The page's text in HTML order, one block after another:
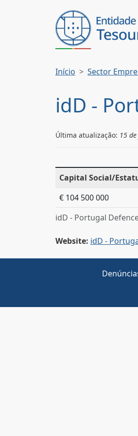
Início Sector
idD -
Última atualização: 15
idD - Portugal
Capital Social/
€ 104 500 000
Website: idD -